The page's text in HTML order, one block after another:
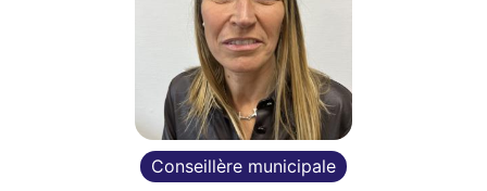
Conseillère municipale